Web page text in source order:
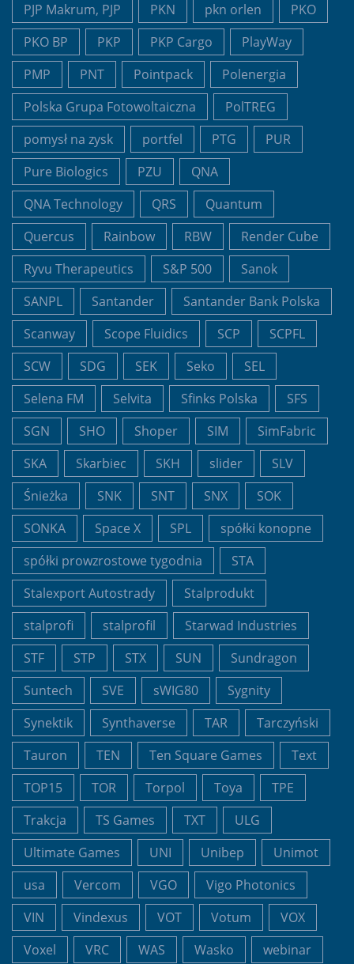
PJP Makrum, PJP
PKN pkn orlen
PKO
PKO BP
PKP PKP Cargo
PlayWay
PMP
PNT Pointpack
Polenergia
Polska Grupa Fotowoltaiczna
PolTREG
pomysł na zysk
portfel PTG
PUR
Pure Biologics
PZU
QNA
QNA Technology
QRS
Quantum
Quercus
Rainbow RBW
Render Cube
Ryvu Therapeutics
S&P 500
Sanok
SANPL
Santander
Santander Bank Polska
Scanway
Scope Fluidics SCP
SCPFL
SCW
SDG SEK Seko
SEL
Selena FM
Selvita Sfinks Polska
SFS
SGN
SHO Shoper SIM
SimFabric
SKA
Skarbiec SKH slider
SLV
Śnieżka
SNK SNT SNX
SOK
SONKA
Space X SPL
spółki konopne
spółki prowzrostowe tygodnia
STA
Stalexport Autostrady
Stalprodukt
stalprofi
stalprofil
Starwad Industries
STF
STP STX SUN
Sundragon
Suntech
SVE sWIG80
Sygnity
Synektik
Synthaverse TAR
Tarczyński
Tauron
TEN Ten Square Games
Text
TOP15
TOR Torpol Toya
TPE
Trakcja
TS Games TXT
ULG
Ultimate Games
UNI Unibep
Unimot
usa
Vercom VGO
Vigo Photonics
VIN
Vindexus VOT Votum
VOX
Voxel
VRC WAS Wasko
webinar